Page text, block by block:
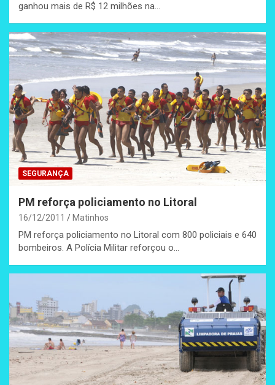
ganhou mais de R$ 12 milhões na…
SEGURANÇA
PM reforça policiamento no Litoral
16/12/2011 Matinhos
PM reforça policiamento no Litoral com 800 policiais e 640
bombeiros. A Polícia Militar reforçou o…